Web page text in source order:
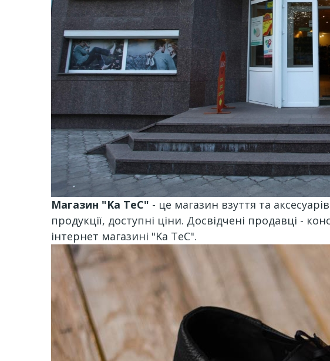
Магазин "Ka TeC" - це магазин взуття та
продукції, доступні ціни. Досвідчені продавці -
інтернет магазині "Ka TeC".